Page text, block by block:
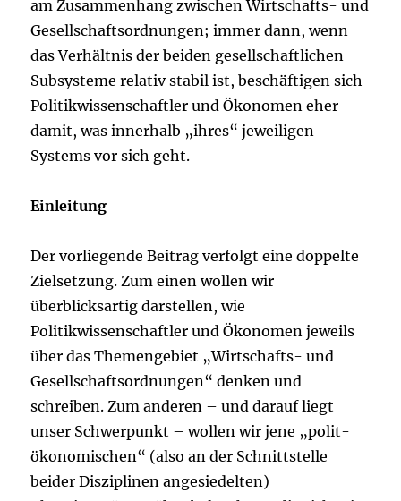
am Zusammenhang zwischen Wirtschafts- und
Gesellschaftsordnungen; immer dann, wenn
das Verhältnis der beiden gesellschaftlichen
Subsysteme relativ stabil ist, beschäftigen sich
Politikwissenschaftler und Ökonomen eher
damit, was innerhalb „ihres“ jeweiligen
Systems vor sich geht.
Einleitung
Der vorliegende Beitrag verfolgt eine doppelte
Zielsetzung. Zum einen wollen wir
überblicksartig darstellen, wie
Politikwissenschaftler und Ökonomen jeweils
über das Themengebiet „Wirtschafts- und
Gesellschaftsordnungen“ denken und
schreiben. Zum anderen – und darauf liegt
unser Schwerpunkt – wollen wir jene „polit-
ökonomischen“ (also an der Schnittstelle
beider Disziplinen angesiedelten)